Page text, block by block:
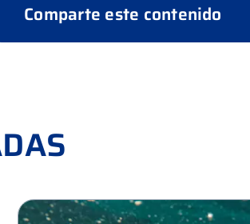
Comparte este contenido